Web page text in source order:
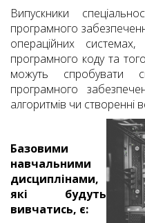
Випускники
програмного
операційних
програмного коду та
можуть спробувати
програмного
алгоритмів чи створенні
Базовими
навчальними
дисциплінами,
які будуть
вивчатись, є: